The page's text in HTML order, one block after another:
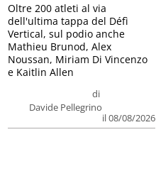
di
Davide Pellegrino
il 08/08/2026
Oltre 200 atleti al via
dell'ultima tappa del Défì
Vertical, sul podio anche
Mathieu Brunod, Alex
Noussan, Miriam Di Vincenzo
e Kaitlin Allen